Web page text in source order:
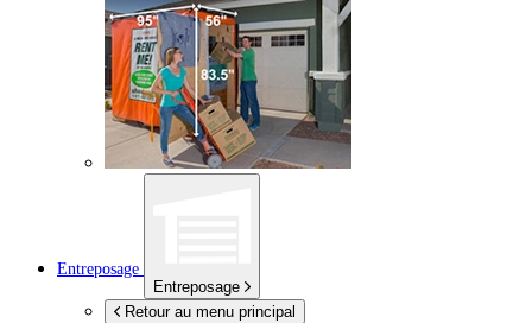
Entreposage
Entreposage
Retour au menu principal